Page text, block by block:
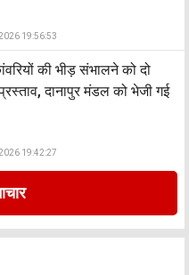
19:56:53
की भीड़ संभालने को दो
दानापुर मंडल को भेजी गई
19:42:27